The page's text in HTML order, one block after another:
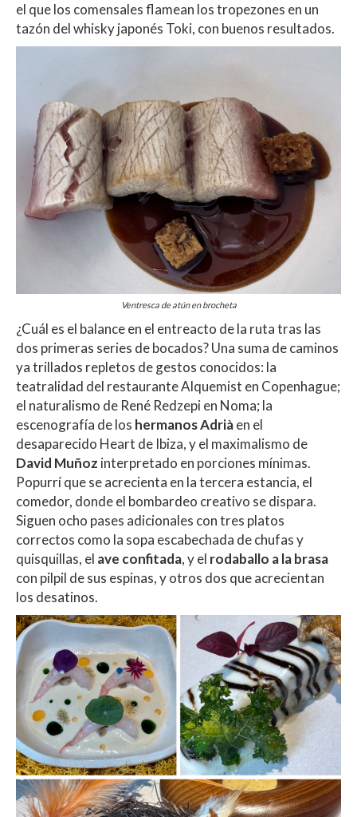
el que los comensales flamean los tropezones en un
tazón del whisky japonés Toki, con buenos resultados.
Ventresca de atún en brocheta
¿Cuál es el balance en el entreacto de la ruta tras las
dos primeras series de bocados? Una suma de caminos
ya trillados repletos de gestos conocidos: la
teatralidad del restaurante Alquemist en Copenhague;
el naturalismo de René Redzepi en Noma; la
escenografía de los hermanos Adriàen el
desaparecido Heart de Ibiza, y el maximalismo de
David Muñoz interpretado en porciones mínimas.
Popurrí que se acrecienta en la tercera estancia, el
comedor, donde el bombardeo creativo se dispara.
Siguen ocho pases adicionales con tres platos
correctos como la sopa escabechada de chufas y
quisquillas, el ave confitada, y el rodaballo a la brasa
con pilpil de sus espinas, y otros dos que acrecientan
los desatinos.